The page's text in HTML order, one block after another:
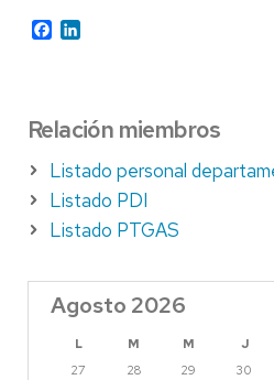
Facebook
Relación miembros
Listado personal
Listado PDI
Listado PTGAS
Agosto 2026
L M M J
27
28 29 30